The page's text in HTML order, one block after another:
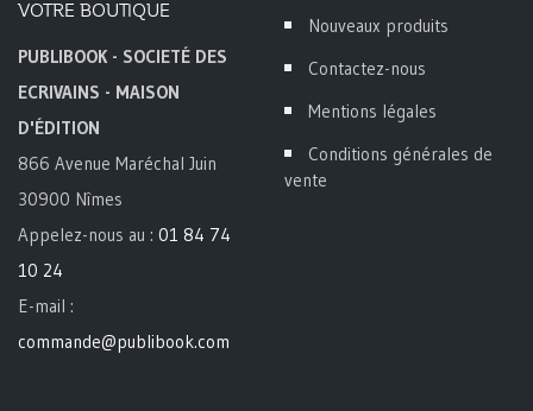
VOTRE BOUTIQUE
PUBLIBOOK - SOCIETÉ DES
ECRIVAINS - MAISON
D'ÉDITION
866 Avenue Maréchal Juin
30900 Nîmes
Appelez-nous au : 01 84 74
10 24
E-mail :
commande@publibook.com
Nouveaux produits
Contactez-nous
Mentions légales
Conditions générales de
vente